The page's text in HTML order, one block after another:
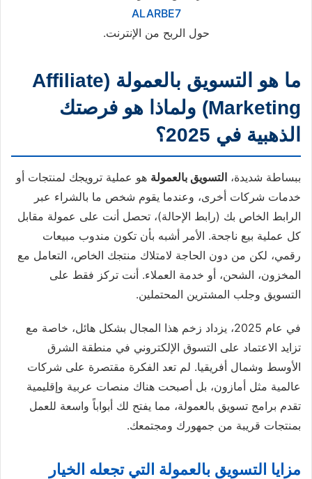
ALARBE7
حول الربح من الإنترنت.
ما هو التسويق بالعمولة (Affiliate
Marketing) ولماذا هو فرصتك
الذهبية في 2025؟
ببساطة شديدة، التسويق بالعمولة هو عملية ترويجك لمنتجات أو
خدمات شركات أخرى، وعندما يقوم شخص ما بالشراء عبر
الرابط الخاص بك (رابط الإحالة)، تحصل أنت على عمولة مقابل
كل عملية بيع ناجحة. الأمر أشبه بأن تكون مندوب مبيعات
رقمي، لكن من دون الحاجة لامتلاك منتجك الخاص، التعامل مع
المخزون، الشحن، أو خدمة العملاء. أنت تركز فقط على
التسويق وجلب المشترين المحتملين.
في عام 2025، يزداد زخم هذا المجال بشكل هائل، خاصة مع
تزايد الاعتماد على التسوق الإلكتروني في منطقة الشرق
الأوسط وشمال أفريقيا. لم تعد الفكرة مقتصرة على شركات
عالمية مثل أمازون، بل أصبحت هناك منصات عربية وإقليمية
تقدم برامج تسويق بالعمولة، مما يفتح لك أبواباً واسعة للعمل
بمنتجات قريبة من جمهورك ومجتمعك.
مزايا التسويق بالعمولة التي تجعله الخيار